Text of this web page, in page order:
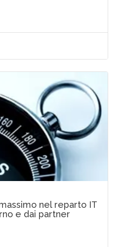
nel reparto IT
e dai partner